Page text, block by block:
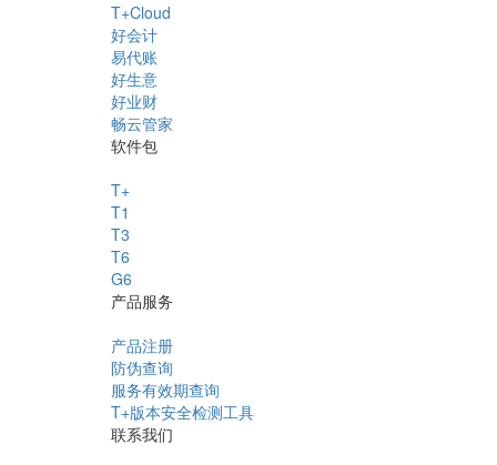
T+Cloud
好会计
易代账
好生意
好业财
畅云管家
软件包
T+
T1
T3
T6
G6
产品服务
产品注册
防伪查询
服务有效期查询
T+版本安全检测工具
联系我们